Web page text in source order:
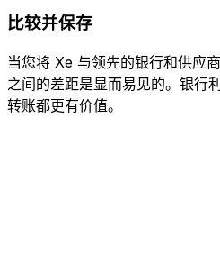
比较并保存
当您将 Xe 与领先的银行和供应
之间的差距是显而易见的。银行
转账都更有价值。